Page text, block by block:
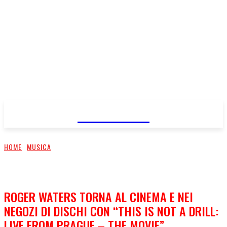
HOME MUSICA
ROGER WATERS TORNA AL CINEMA E NEI
NEGOZI DI DISCHI CON “THIS IS NOT A DRILL: